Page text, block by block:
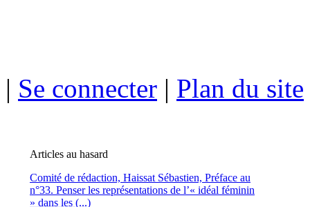
| Se connecter | Plan du site
Articles au hasard
Comité de rédaction, Haissat Sébastien, Préface au
n°33. Penser les représentations de l’« idéal féminin
» dans les (...)